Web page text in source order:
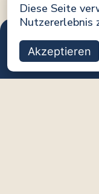
Diese Seite
Nutzererlebnis
Akzeptieren
Eine Initiative